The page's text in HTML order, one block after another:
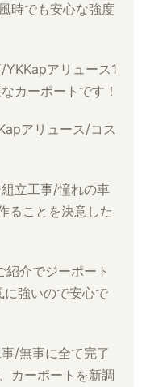
時でも安心な強度
アリュース1
カーポートです！
アリュース/コス
立工事/憧れの車
ることを決意した
介でジーポート
強いので安心で
/無事に全て完了
カーポートを新調